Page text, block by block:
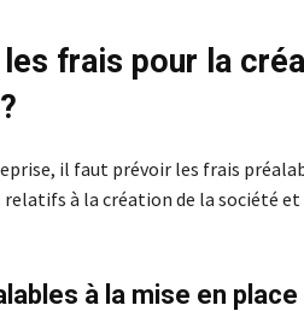
frais pour la
il faut prévoir les frais
à la création de la société et
à la mise en